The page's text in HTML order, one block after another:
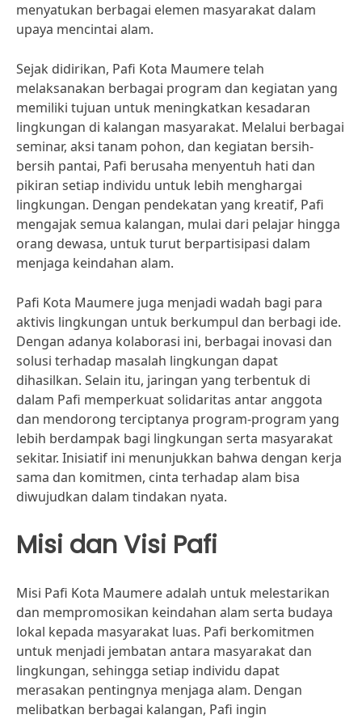
menyatukan berbagai elemen masyarakat dalam
upaya mencintai alam.
Sejak didirikan, Pafi Kota Maumere telah
melaksanakan berbagai program dan kegiatan yang
memiliki tujuan untuk meningkatkan kesadaran
lingkungan di kalangan masyarakat. Melalui berbagai
seminar, aksi tanam pohon, dan kegiatan bersih-
bersih pantai, Pafi berusaha menyentuh hati dan
pikiran setiap individu untuk lebih menghargai
lingkungan. Dengan pendekatan yang kreatif, Pafi
mengajak semua kalangan, mulai dari pelajar hingga
orang dewasa, untuk turut berpartisipasi dalam
menjaga keindahan alam.
Pafi Kota Maumere juga menjadi wadah bagi para
aktivis lingkungan untuk berkumpul dan berbagi ide.
Dengan adanya kolaborasi ini, berbagai inovasi dan
solusi terhadap masalah lingkungan dapat
dihasilkan. Selain itu, jaringan yang terbentuk di
dalam Pafi memperkuat solidaritas antar anggota
dan mendorong terciptanya program-program yang
lebih berdampak bagi lingkungan serta masyarakat
sekitar. Inisiatif ini menunjukkan bahwa dengan kerja
sama dan komitmen, cinta terhadap alam bisa
diwujudkan dalam tindakan nyata.
Misi dan Visi Pafi
Misi Pafi Kota Maumere adalah untuk melestarikan
dan mempromosikan keindahan alam serta budaya
lokal kepada masyarakat luas. Pafi berkomitmen
untuk menjadi jembatan antara masyarakat dan
lingkungan, sehingga setiap individu dapat
merasakan pentingnya menjaga alam. Dengan
melibatkan berbagai kalangan, Pafi ingin